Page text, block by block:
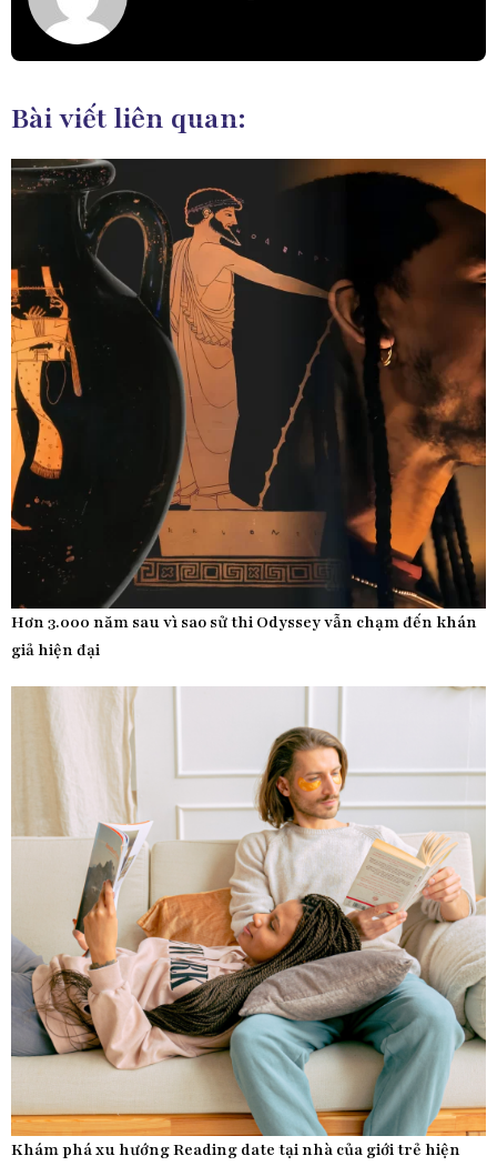
Bài viết liên quan:
Hơn 3.000 năm sau vì sao sử thi Odyssey vẫn chạm đến khán
giả hiện đại
Khám phá xu hướng Reading date tại nhà của giới trẻ hiện